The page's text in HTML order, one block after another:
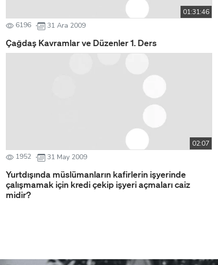
01:31:46
6196
31 Ara 2009
Çağdaş Kavramlar ve Düzenler 1. Ders
02:07
1952
31 May 2009
Yurtdışında müslümanların kafirlerin işyerinde
çalışmamak için kredi çekip işyeri açmaları caiz
midir?